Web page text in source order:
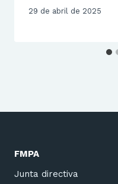
29 de abril de 2025
FMPA
Junta directiva